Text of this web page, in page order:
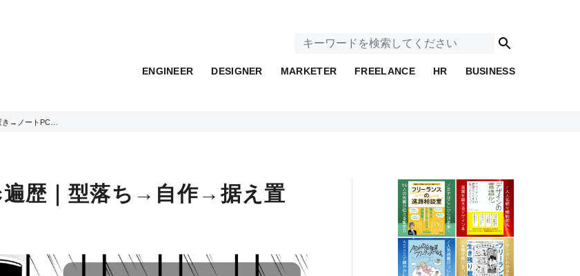
ENGINEER DESIGNER MARKETER FREELANCE HR BUSINESS
き→ノートPC…
遍歴｜型落ち→自作→据え置